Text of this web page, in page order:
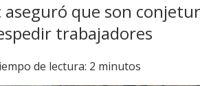
aseguró que son
trabajadores
de lectura: 2 minutos